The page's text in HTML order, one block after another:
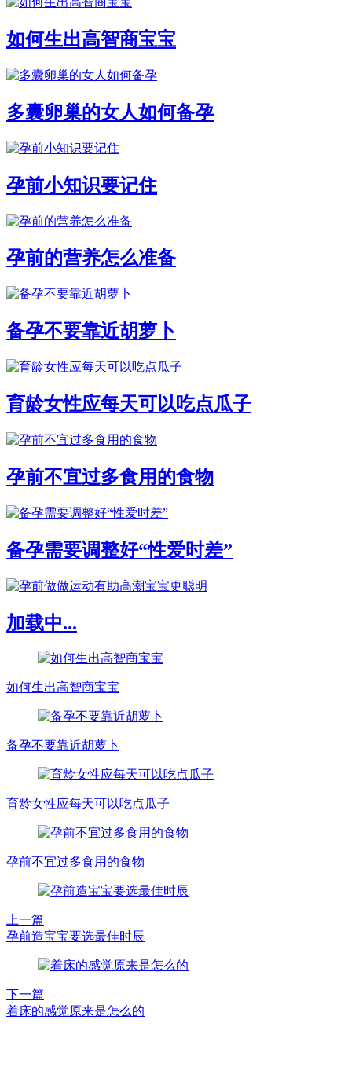
如何生出高智商宝宝
多囊卵巢的女人如何备孕
孕前小知识要记住
孕前的营养怎么准备
备孕不要靠近胡萝卜
育龄女性应每天可以吃点瓜子
孕前不宜过多食用的食物
备孕需要调整好“性爱时差”
加载中...
如何生出高智商宝宝
备孕不要靠近胡萝卜
育龄女性应每天可以吃点瓜子
孕前不宜过多食用的食物
上一篇
孕前造宝宝要选最佳时辰
下一篇
着床的感觉原来是怎么的